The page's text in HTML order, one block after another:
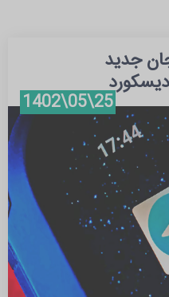
جدید
25\05\1402